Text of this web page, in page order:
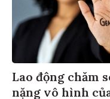
Lao động chăm
nặng vô hình